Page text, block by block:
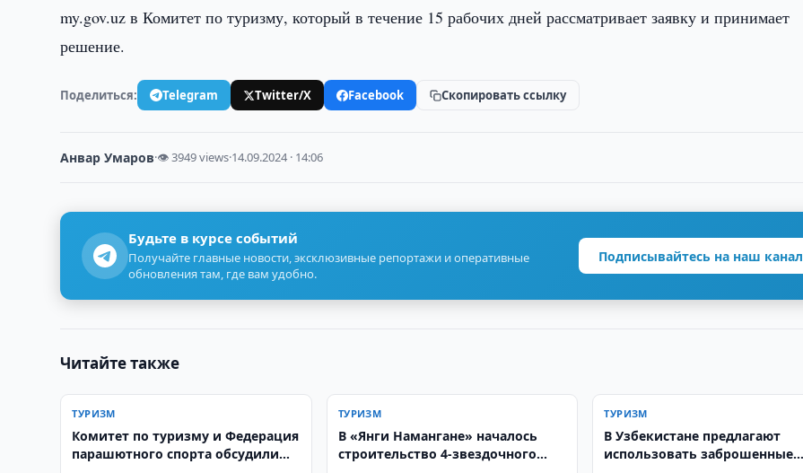
my.gov.uz в Комитет по туризму, который в течение 15 рабочих дней рассматривает заявку и принимает
решение.
Поделиться: Telegram Twitter/X Facebook Скопировать ссылку
Анвар Умаров·👁 3949 views·14.09.2024 · 14:06
Будьте в курсе событий
Получайте главные новости, эксклюзивные репортажи и оперативные
обновления там, где вам удобно.
Подписывайтесь на наш канал
Читайте также
ТУРИЗМ
Комитет по туризму и Федерация
парашютного спорта обсудили
ТУРИЗМ
В «Янги Намангане» началось
строительство 4-звездочного
ТУРИЗМ
В Узбекистане предлагают
использовать заброшенные